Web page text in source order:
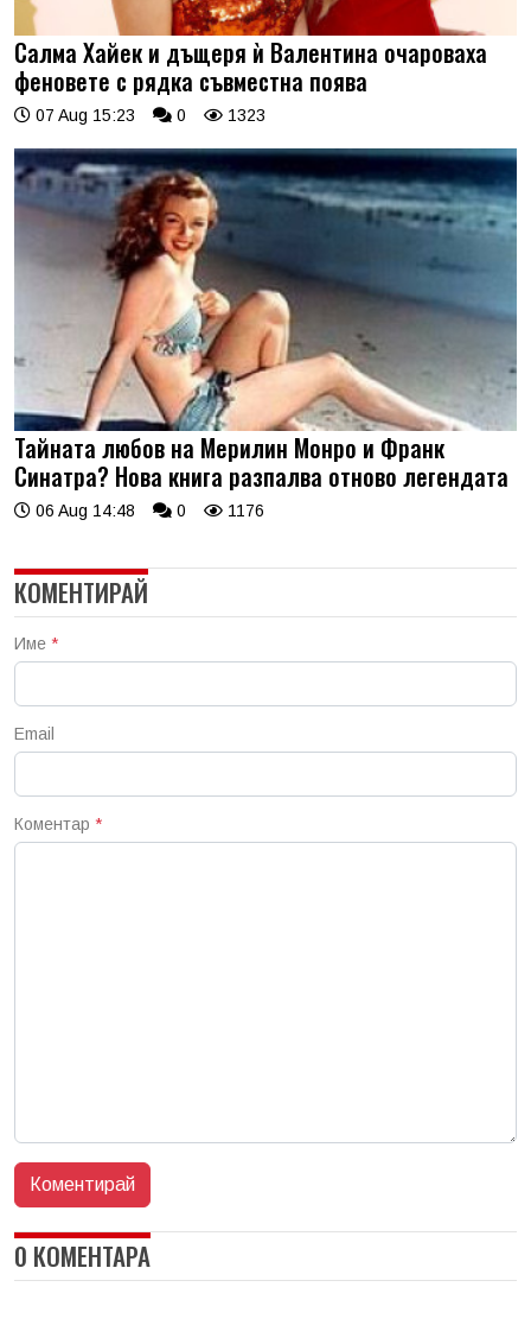
Салма Хайек и дъщеря ѝ Валентина очароваха
феновете с рядка съвместна поява
07 Aug 15:23 0 1323
Тайната любов на Мерилин Монро и Франк
Синатра? Нова книга разпалва отново легендата
06 Aug 14:48 0 1176
КОМЕНТИРАЙ
Име *
Email
Коментар *
0 КОМЕНТАРА